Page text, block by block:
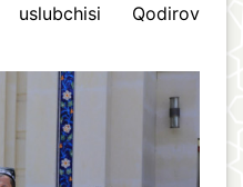
Qodirov